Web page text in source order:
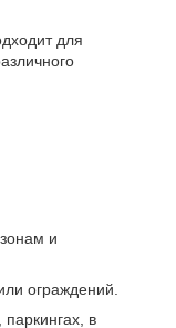
для
и
ограждений.
в